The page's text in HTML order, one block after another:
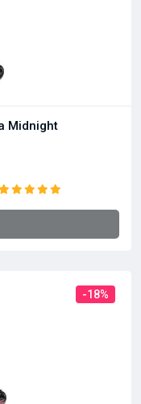
Midnight
-18%